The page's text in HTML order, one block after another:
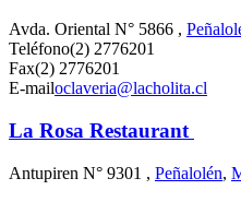
Avda. Oriental N° 5866 ,
Teléfono(2) 2776201
Fax(2) 2776201
E-mailoclaveria@lacholita.cl
La Rosa Restaurant
Antupiren N° 9301 , Peñalolén,